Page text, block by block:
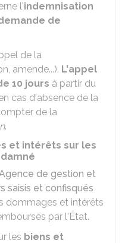
l'indemnisation
de
de la
amende...). L'appel
10 jours à partir du
cas d'absence de la
de la
.
et intérêts sur les
de gestion et
saisis et confisqués
dommages et intérêts
par l'État.
les biens et